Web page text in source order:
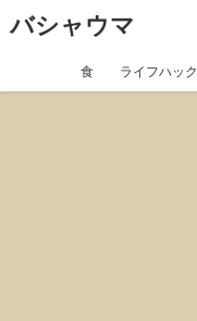
バシャウマ
食 ライフハック